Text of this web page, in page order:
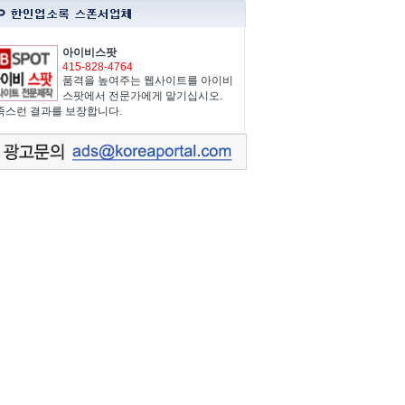
아이비스팟
415-828-4764
품격을 높여주는 웹사이트를 아이비
스팟에서 전문가에게 맡기십시오.
스런 결과를 보장합니다.